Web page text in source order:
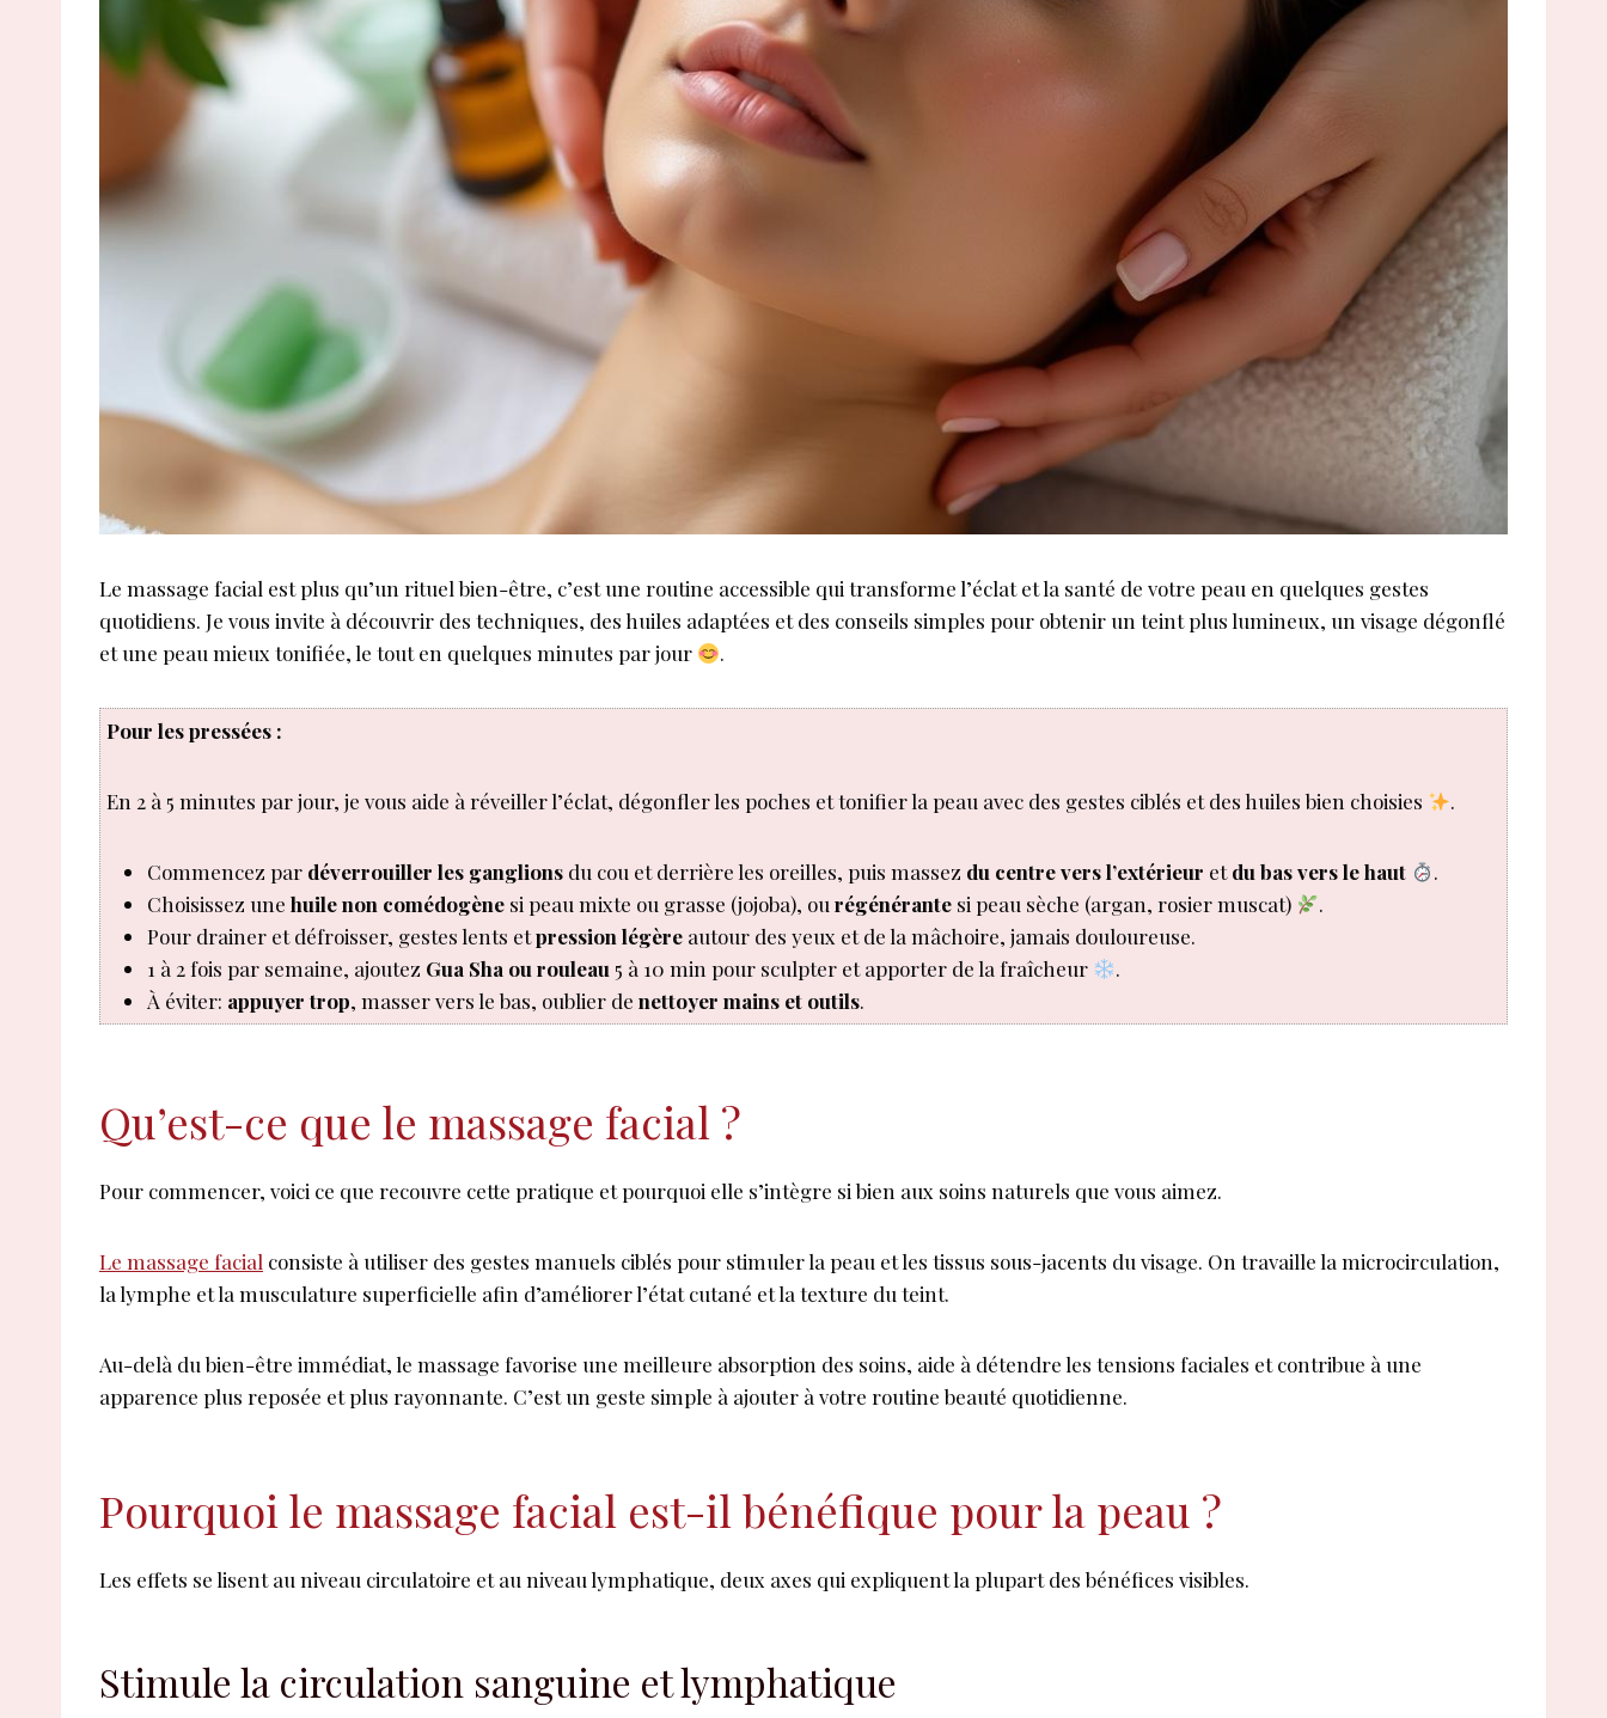
Le massage facial est plus qu’un rituel bien-être, c’est une routine accessible qui transforme l’éclat et la santé de votre peau en quelques gestes
quotidiens. Je vous invite à découvrir des techniques, des huiles adaptées et des conseils simples pour obtenir un teint plus lumineux, un visage dégonflé
et une peau mieux tonifiée, le tout en quelques minutes par jour
.
Pour les pressées :
En 2 à 5 minutes par jour, je vous aide à réveiller l’éclat, dégonfler les poches et tonifier la peau avec des gestes ciblés et des huiles bien choisies .
Commencez par déverrouiller les ganglions du cou et derrière les oreilles, puis massez du centre vers l’extérieur etdu bas vers le haut
.
Choisissez une huile non comédogène si peau mixte ou grasse (jojoba), ou régénérante si peau sèche (argan, rosier muscat)
.
Pour drainer et défroisser, gestes lents etpression légère autour des yeux et de la mâchoire, jamais douloureuse.
1 à 2 fois par semaine, ajoutez Gua Sha ou rouleau 5 à 10 min pour sculpter et apporter de la fraîcheur
.
À éviter: appuyer trop, masser vers le bas, oublier de nettoyer mains et outils.
Qu’est-ce que le massage facial ?
Pour commencer, voici ce que recouvre cette pratique et pourquoi elle s’intègre si bien aux soins naturels que vous aimez.
Le massage facial consiste à utiliser des gestes manuels ciblés pour stimuler la peau et les tissus sous-jacents du visage. On travaille la microcirculation,
la lymphe et la musculature superficielle afin d’améliorer l’état cutané et la texture du teint.
Au-delà du bien-être immédiat, le massage favorise une meilleure absorption des soins, aide à détendre les tensions faciales et contribue à une
apparence plus reposée et plus rayonnante. C’est un geste simple à ajouter à votre routine beauté quotidienne.
Pourquoi le massage facial est-il bénéfique pour la peau ?
Les effets se lisent au niveau circulatoire et au niveau lymphatique, deux axes qui expliquent la plupart des bénéfices visibles.
Stimule la circulation sanguine et lymphatique